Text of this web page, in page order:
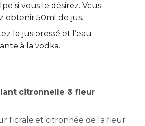
si vous le désirez. Vous
obtenir 50ml de jus.
le jus pressé et l’eau
à la vodka.
citronnelle & fleur
florale et citronnée de la fleur